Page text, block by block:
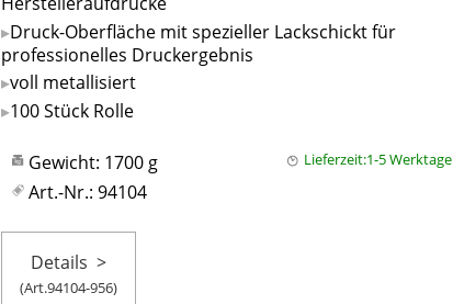
Druck-Oberfläche mit spezieller Lackschickt für
professionelles Druckergebnis
voll metallisiert
100 Stück Rolle
Gewicht: 1700 g Lieferzeit:1-5 Werktage
Art.-Nr.: 94104
Details >
(Art.94104-956)